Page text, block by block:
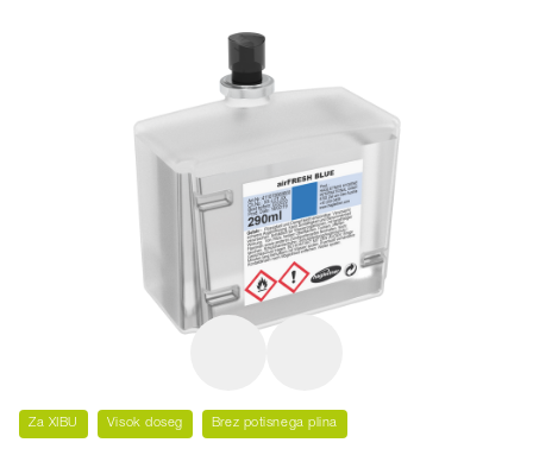
Za XIBU Visok doseg Brez potisnega plina